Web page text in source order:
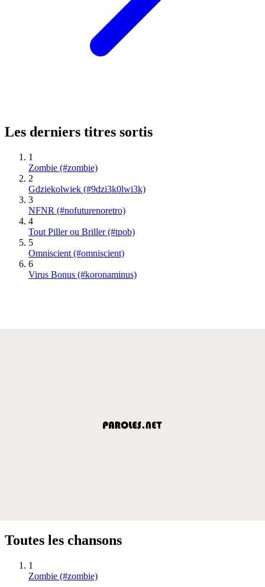
Les derniers titres sortis
1
Zombie (#zombie)
2
Gdziekolwiek (#9dzi3k0lwi3k)
3
NFNR (#nofuturenoretro)
4
Tout Piller ou Briller (#tpob)
5
Omniscient (#omniscient)
6
Virus Bonus (#koronaminus)
Toutes les chansons
1
Zombie (#zombie)